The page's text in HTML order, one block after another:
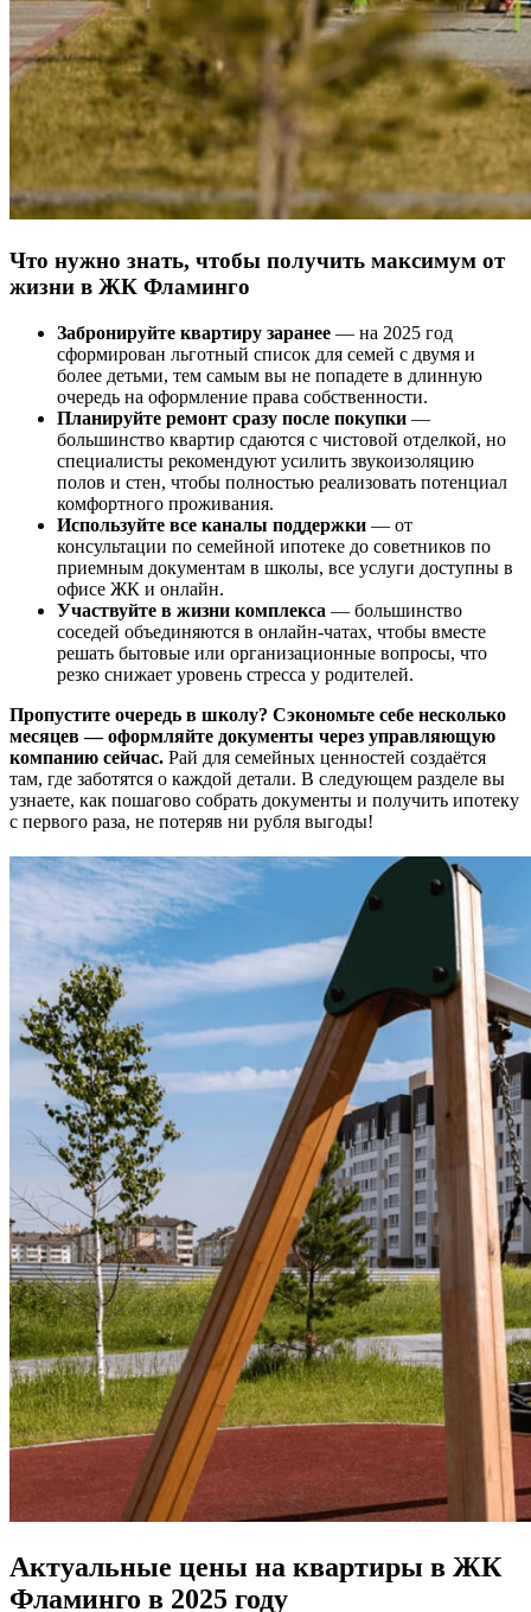
Что нужно знать, чтобы получить максимум от
жизни в ЖК Фламинго
Забронируйте квартиру заранее — на 2025 год
сформирован льготный список для семей с двумя и
более детьми, тем самым вы не попадете в длинную
очередь на оформление права собственности.
Планируйте ремонт сразу после покупки —
большинство квартир сдаются с чистовой отделкой, но
специалисты рекомендуют усилить звукоизоляцию
полов и стен, чтобы полностью реализовать потенциал
комфортного проживания.
Используйте все каналы поддержки — от
консультации по семейной ипотеке до советников по
приемным документам в школы, все услуги доступны в
офисе ЖК и онлайн.
Участвуйте в жизни комплекса — большинство
соседей объединяются в онлайн-чатах, чтобы вместе
решать бытовые или организационные вопросы, что
резко снижает уровень стресса у родителей.
Пропустите очередь в школу? Сэкономьте себе несколько
месяцев — оформляйте документы через управляющую
компанию сейчас. Рай для семейных ценностей создаётся
там, где заботятся о каждой детали. В следующем разделе вы
узнаете, как пошагово собрать документы и получить ипотеку
с первого раза, не потеряв ни рубля выгоды!
Актуальные цены на квартиры в ЖК
Фламинго в 2025 году